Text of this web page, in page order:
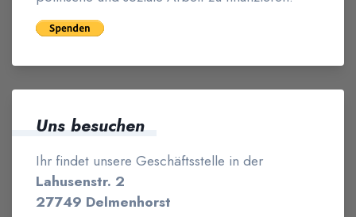
Uns besuchen
Ihr findet unsere Geschäftsstelle in der
Lahusenstr. 2
27749 Delmenhorst